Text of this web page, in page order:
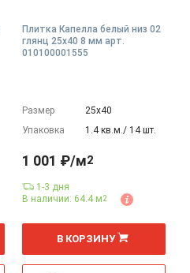
Плитка Капелла белый низ 02
глянц 25x40 8 мм арт.
010100001555
Размер
25х40
Упаковка
1.4 кв.м./ 14 шт.
1 001 ₽/м2
1-3 дня
В наличии: 64.4 м2
м
В КОРЗИНУ